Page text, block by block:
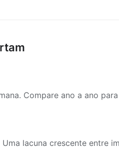
Compare ano a ano
lacuna crescente entre